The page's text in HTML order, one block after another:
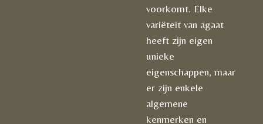
voorkomt. Elke
variëteit van agaat
heeft zijn eigen
unieke
eigenschappen, maar
er zijn enkele
algemene
kenmerken en